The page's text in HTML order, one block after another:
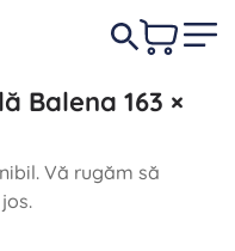
Balena 163 ×
Vă rugăm să